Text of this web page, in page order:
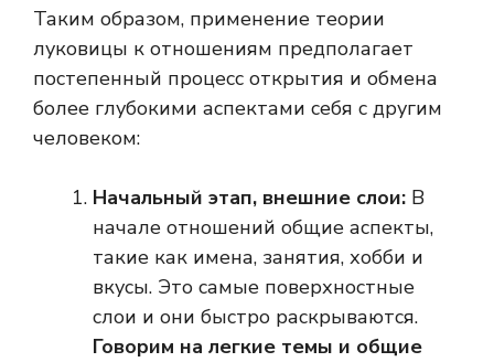
Таким образом, применение теории
луковицы к отношениям предполагает
постепенный процесс открытия и обмена
более глубокими аспектами себя с другим
человеком:
Начальный этап, внешние слои: В
начале отношений общие аспекты,
такие как имена, занятия, хобби и
вкусы. Это самые поверхностные
слои и они быстро раскрываются.
Говорим на легкие темы и общие